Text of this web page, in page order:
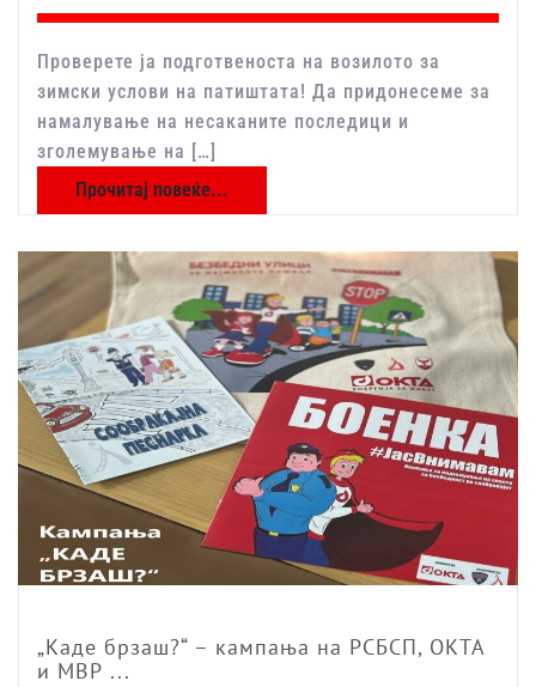
Проверете ја подготвеноста на возилото за
зимски услови на патиштата! Да придонесеме за
намалување на несаканите последици и
зголемување на […]
Прочитај повеќе...
„Каде брзаш?“ – кампања на РСБСП, ОКТА
и МВР ...